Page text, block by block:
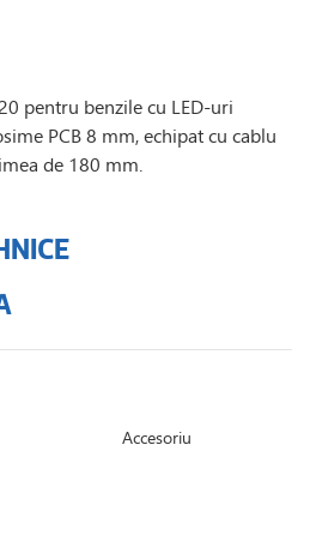
pentru benzile cu LED-uri
PCB 8 mm, echipat cu cablu
de 180 mm.
Accesoriu